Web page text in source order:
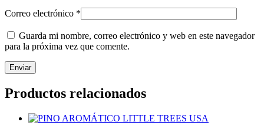
Correo electrónico *
Guarda mi nombre, correo electrónico y web en este navegador
para la próxima vez que comente.
Productos relacionados